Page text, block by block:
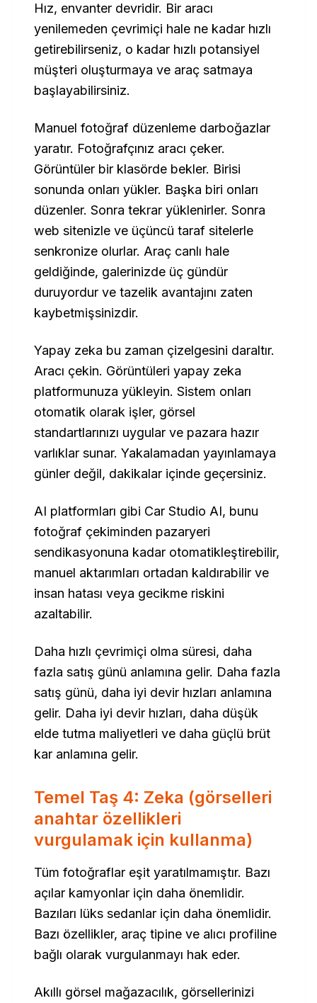
Hız, envanter devridir. Bir aracı
yenilemeden çevrimiçi hale ne kadar hızlı
getirebilirseniz, o kadar hızlı potansiyel
müşteri oluşturmaya ve araç satmaya
başlayabilirsiniz.
Manuel fotoğraf düzenleme darboğazlar
yaratır. Fotoğrafçınız aracı çeker.
Görüntüler bir klasörde bekler. Birisi
sonunda onları yükler. Başka biri onları
düzenler. Sonra tekrar yüklenirler. Sonra
web sitenizle ve üçüncü taraf sitelerle
senkronize olurlar. Araç canlı hale
geldiğinde, galerinizde üç gündür
duruyordur ve tazelik avantajını zaten
kaybetmişsinizdir.
Yapay zeka bu zaman çizelgesini daraltır.
Aracı çekin. Görüntüleri yapay zeka
platformunuza yükleyin. Sistem onları
otomatik olarak işler, görsel
standartlarınızı uygular ve pazara hazır
varlıklar sunar. Yakalamadan yayınlamaya
günler değil, dakikalar içinde geçersiniz.
AI platformları gibi Car Studio AI, bunu
fotoğraf çekiminden pazaryeri
sendikasyonuna kadar otomatikleştirebilir,
manuel aktarımları ortadan kaldırabilir ve
insan hatası veya gecikme riskini
azaltabilir.
Daha hızlı çevrimiçi olma süresi, daha
fazla satış günü anlamına gelir. Daha fazla
satış günü, daha iyi devir hızları anlamına
gelir. Daha iyi devir hızları, daha düşük
elde tutma maliyetleri ve daha güçlü brüt
kar anlamına gelir.
Temel Taş 4: Zeka (görselleri
anahtar özellikleri
vurgulamak için kullanma)
Tüm fotoğraflar eşit yaratılmamıştır. Bazı
açılar kamyonlar için daha önemlidir.
Bazıları lüks sedanlar için daha önemlidir.
Bazı özellikler, araç tipine ve alıcı profiline
bağlı olarak vurgulanmayı hak eder.
Akıllı görsel mağazacılık, görsellerinizi